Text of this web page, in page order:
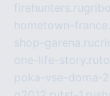
firehunters.ru
hometown-
shop-garena.ru
one-life-story.ru
poka-vse-doma-